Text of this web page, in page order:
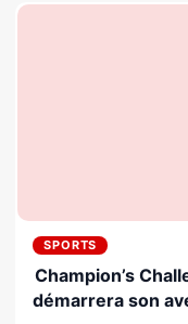
SPORTS
Champion’s
démarrera son